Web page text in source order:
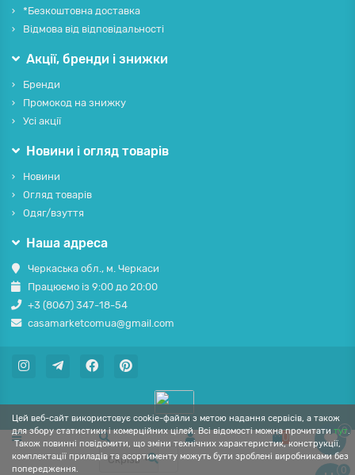
Цей веб-сайт використовує cookie-файли з метою надання сервісів, а також
для збору статистики і комерційних цілей. Всі відомості можна прочитатитут.
Також повинні повідомити, що зміни технічних характеристик, конструкції,
комплектації приладів та асортименту можуть бути зроблені виробниками без
попередження.
*Безкоштовна доставка
Відмова від відповідальності
Акції, бренди і знижки
Бренди
Промокод на знижку
Усі акції
Новини і огляд товарів
Новини
Огляд товарів
Одяг/взуття
Наша адреса
Черкаська обл., м. Черкаси
Працюємо із 9:00 до 20:00
+3 (8067) 347-18-54
casamarketcomua@gmail.com
0
0
Скрізь
0